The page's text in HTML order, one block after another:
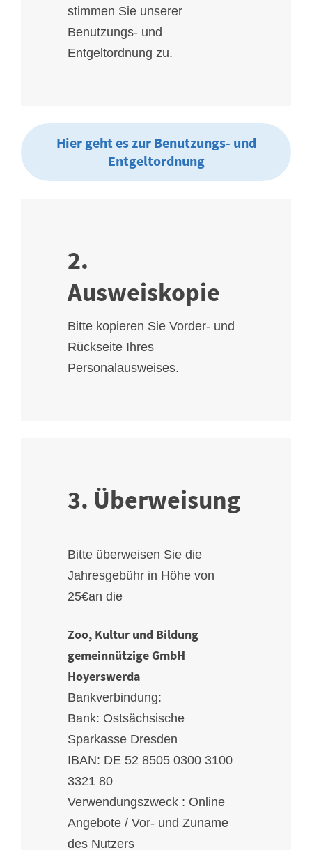
stimmen Sie unserer
Benutzungs- und
Entgeltordnung zu.
Hier geht es zur Benutzungs- und
Entgeltordnung
2.
Ausweiskopie
Bitte kopieren Sie Vorder- und
Rückseite Ihres
Personalausweises.
3. Überweisung
Bitte überweisen Sie die
Jahresgebühr in Höhe von
25€an die
Zoo, Kultur und Bildung
gemeinnützige GmbH
Hoyerswerda
Bankverbindung:
Bank: Ostsächsische
Sparkasse Dresden
IBAN: DE 52 8505 0300 3100
3321 80
Verwendungszweck : Online
Angebote / Vor- und Zuname
des Nutzers